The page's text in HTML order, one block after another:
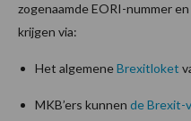
zogenaamde EORI-nummer
krijgen via:
Het algemeneBrexitloket
MKB’ers kunnen de Brexit-